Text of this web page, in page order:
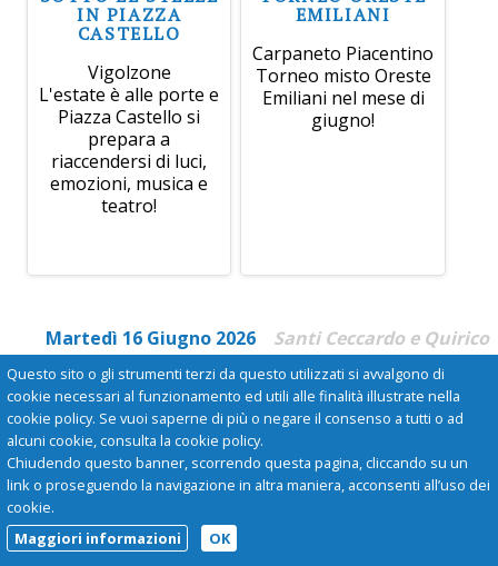
IN PIAZZA
CASTELLO
Vigolzone
L'estate è alle porte e
Piazza Castello si
prepara a
riaccendersi di luci,
emozioni, musica e
teatro!
EMILIANI
Carpaneto Piacentino
Torneo misto Oreste
Emiliani nel mese di
giugno!
Martedì 16 Giugno 2026 Santi Ceccardo e Quirico
Questo sito o gli strumenti terzi da questo utilizzati si avvalgono di
cookie necessari al funzionamento ed utili alle finalità illustrate nella
cookie policy. Se vuoi saperne di più o negare il consenso a tutti o ad
alcuni cookie, consulta la cookie policy.
Chiudendo questo banner, scorrendo questa pagina, cliccando su un
link o proseguendo la navigazione in altra maniera, acconsenti all’uso dei
cookie.
Maggiori informazioni
OK